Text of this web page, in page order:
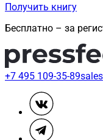
Получить книгу
Бесплатно – за
+7 495 109-35-89